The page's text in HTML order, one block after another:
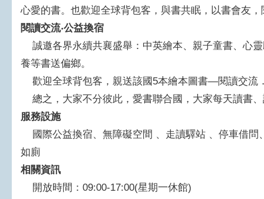
心愛的書。也歡迎全球背包客，與書共眠，以書會友
閱讀交流‧公益換宿
誠邀各界永續共襄盛舉：中英繪本、親子童書、心
養等書送偏鄉。
歡迎全球背包客，親送該國5本繪本圖書—閱讀交流
總之，大家不分彼此，愛書聯合國，大家每天讀書
服務設施
國際公益換宿、無障礙空間 、走讀驛站 、停車借問
如廁
相關資訊
開放時間：09:00-17:00(星期一休館)